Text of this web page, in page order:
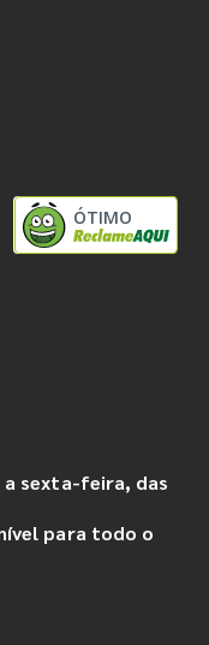
ÓTIMO
sexta-feira, das
para todo o